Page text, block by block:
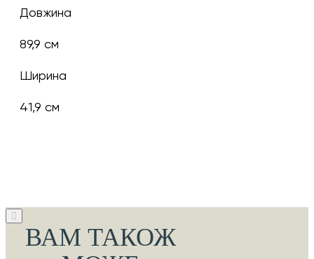
Довжина
89,9 см
Ширина
41,9 см
ВАМ ТАКОЖ